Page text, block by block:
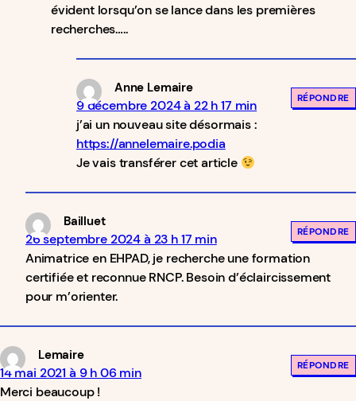
évident lorsqu’on se lance dans les premières
recherches…..
Anne Lemaire
9 décembre 2024 à 22 h 17 min
j’ai un nouveau site désormais :
https://annelemaire.podia
Je vais transférer cet article
RÉPONDRE
Bailluet
26 septembre 2024 à 23 h 17 min
Animatrice en EHPAD, je recherche une formation
certifiée et reconnue RNCP. Besoin d’éclaircissement
pour m’orienter.
RÉPONDRE
Lemaire
14 mai 2021 à 9 h 06 min
Merci beaucoup !
RÉPONDRE